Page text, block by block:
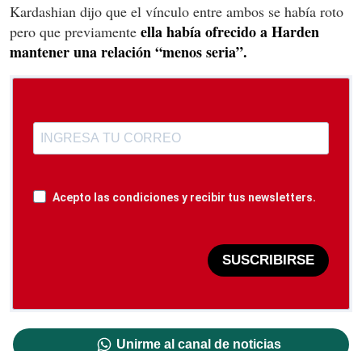
Kardashian dijo que el vínculo entre ambos se había roto
pero que previamente ella había ofrecido a Harden
mantener una relación “menos seria”.
Acepto las condiciones y recibir tus newsletters.
SUSCRIBIRSE
Unirme al canal de noticias